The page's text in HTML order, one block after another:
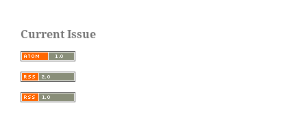
Current Issue